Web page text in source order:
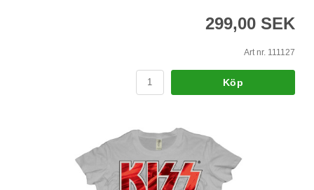
299,00 SEK
Art nr. 111127
Köp